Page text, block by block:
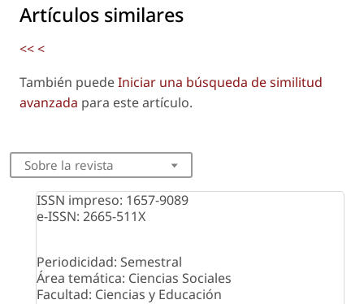
Artículos similares
<<<
También puedeIniciar una búsqueda de similitud
avanzada para este artículo.
Sobre la revista
ISSN impreso: 1657-9089
e-ISSN: 2665-511X
Periodicidad: Semestral
Área temática: Ciencias Sociales
Facultad: Ciencias y Educación